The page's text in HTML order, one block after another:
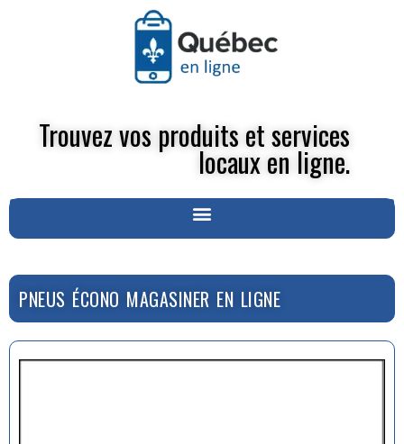
Trouvez vos produits et services
locaux en ligne.
PNEUS ÉCONO MAGASINER EN LIGNE